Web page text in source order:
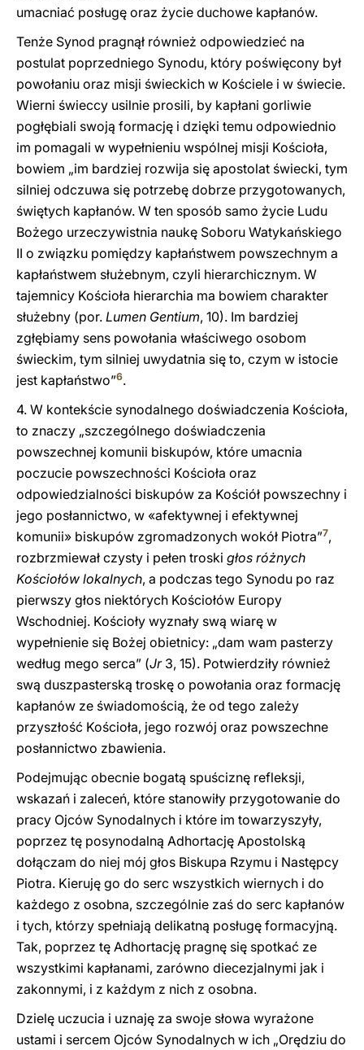
umacniać posługę oraz życie duchowe kapłanów.
Tenże Synod pragnął również odpowiedzieć na
postulat poprzedniego Synodu, który poświęcony był
powołaniu oraz misji świeckich w Kościele i w świecie.
Wierni świeccy usilnie prosili, by kapłani gorliwie
pogłębiali swoją formację i dzięki temu odpowiednio
im pomagali w wypełnieniu wspólnej misji Kościoła,
bowiem „im bardziej rozwija się apostolat świecki, tym
silniej odczuwa się potrzebę dobrze przygotowanych,
świętych kapłanów. W ten sposób samo życie Ludu
Bożego urzeczywistnia naukę Soboru Watykańskiego
II o związku pomiędzy kapłaństwem powszechnym a
kapłaństwem służebnym, czyli hierarchicznym. W
tajemnicy Kościoła hierarchia ma bowiem charakter
służebny (por. Lumen Gentium, 10). Im bardziej
zgłębiamy sens powołania właściwego osobom
świeckim, tym silniej uwydatnia się to, czym w istocie
jest kapłaństwo”6.
4. W kontekście synodalnego doświadczenia Kościoła,
to znaczy „szczególnego doświadczenia
powszechnej komunii biskupów, które umacnia
poczucie powszechności Kościoła oraz
odpowiedzialności biskupów za Kościół powszechny i
jego posłannictwo, w «afektywnej i efektywnej
komunii» biskupów zgromadzonych wokół Piotra”7,
rozbrzmiewał czysty i pełen troski głos różnych
Kościołów lokalnych, a podczas tego Synodu po raz
pierwszy głos niektórych Kościołów Europy
Wschodniej. Kościoły wyznały swą wiarę w
wypełnienie się Bożej obietnicy: „dam wam pasterzy
według mego serca” (Jr3, 15). Potwierdziły również
swą duszpasterską troskę o powołania oraz formację
kapłanów ze świadomością, że od tego zależy
przyszłość Kościoła, jego rozwój oraz powszechne
posłannictwo zbawienia.
Podejmując obecnie bogatą spuściznę refleksji,
wskazań i zaleceń, które stanowiły przygotowanie do
pracy Ojców Synodalnych i które im towarzyszyły,
poprzez tę posynodalną Adhortację Apostolską
dołączam do niej mój głos Biskupa Rzymu i Następcy
Piotra. Kieruję go do serc wszystkich wiernych i do
każdego z osobna, szczególnie zaś do serc kapłanów
i tych, którzy spełniają delikatną posługę formacyjną.
Tak, poprzez tę Adhortację pragnę się spotkać ze
wszystkimi kapłanami, zarówno diecezjalnymi jak i
zakonnymi, i z każdym z nich z osobna.
Dzielę uczucia i uznaję za swoje słowa wyrażone
ustami i sercem Ojców Synodalnych w ich „Orędziu do